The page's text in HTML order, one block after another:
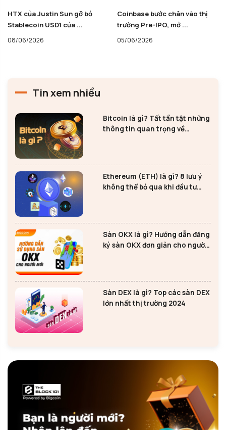
HTX của Justin Sun gỡ bỏ
Stablecoin USD1 của ...
08/06/2026
Coinbase bước chân vào thị
trường Pre-IPO, mở ...
05/06/2026
Tin xem nhiều
Bitcoin là gì? Tất tần tật những
thông tin quan trọng về
Ethereum (ETH) là gì? 8 lưu ý
không thể bỏ qua khi đầu tư
Sàn OKX là gì? Hướng dẫn đăng
ký sàn OKX đơn giản cho người
Sàn DEX là gì? Top các sàn DEX
lớn nhất thị trường 2024